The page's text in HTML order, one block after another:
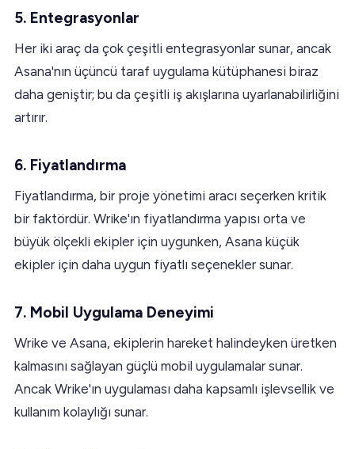
5. Entegrasyonlar
Her iki araç da çok çeşitli entegrasyonlar sunar, ancak
Asana'nın üçüncü taraf uygulama kütüphanesi biraz
daha geniştir; bu da çeşitli iş akışlarına uyarlanabilirliğini
artırır.
6. Fiyatlandırma
Fiyatlandırma, bir proje yönetimi aracı seçerken kritik
bir faktördür. Wrike'ın fiyatlandırma yapısı orta ve
büyük ölçekli ekipler için uygunken, Asana küçük
ekipler için daha uygun fiyatlı seçenekler sunar.
7. Mobil Uygulama Deneyimi
Wrike ve Asana, ekiplerin hareket halindeyken üretken
kalmasını sağlayan güçlü mobil uygulamalar sunar.
Ancak Wrike'ın uygulaması daha kapsamlı işlevsellik ve
kullanım kolaylığı sunar.